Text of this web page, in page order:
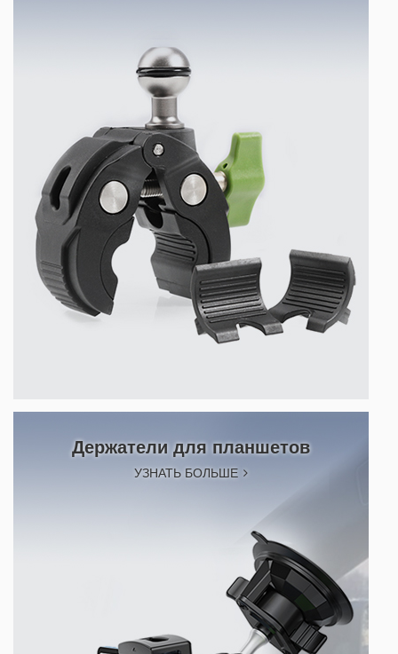
Держатели для планшетов
УЗНАТЬ БОЛЬШЕ